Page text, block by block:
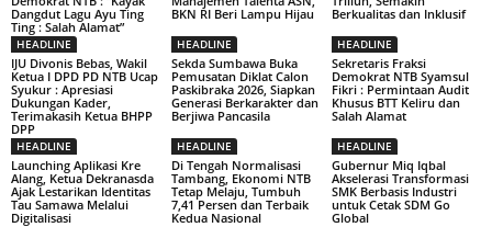
Dangdut Lagu Ayu Ting
Ting : Salah Alamat”
BKN RI Beri Lampu Hijau
Berkualitas dan Inklusif
HEADLINE
IJU Divonis Bebas, Wakil
Ketua I DPD PD NTB Ucap
Syukur : Apresiasi
Dukungan Kader,
Terimakasih Ketua BHPP
DPP
HEADLINE
Sekda Sumbawa Buka
Pemusatan Diklat Calon
Paskibraka 2026, Siapkan
Generasi Berkarakter dan
Berjiwa Pancasila
HEADLINE
Sekretaris Fraksi
Demokrat NTB Syamsul
Fikri : Permintaan Audit
Khusus BTT Keliru dan
Salah Alamat
HEADLINE
Launching Aplikasi Kre
Alang, Ketua Dekranasda
Ajak Lestarikan Identitas
Tau Samawa Melalui
Digitalisasi
HEADLINE
Di Tengah Normalisasi
Tambang, Ekonomi NTB
Tetap Melaju, Tumbuh
7,41 Persen dan Terbaik
Kedua Nasional
HEADLINE
Gubernur Miq Iqbal
Akselerasi Transformasi
SMK Berbasis Industri
untuk Cetak SDM Go
Global